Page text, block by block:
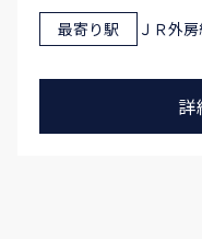
最寄り駅 ＪＲ外
詳